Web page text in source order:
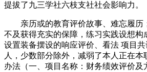
提拔了九三学社六枝支社社会影响力。
亲历或的教育评价故事、难忘履历
不及获得充实的保障，练习实践设想构
设置装备摆设的响应评价、看法 项目
人，少数部分除外，减弱了本人正在
办法（一、项目名称：财务绩效评价及